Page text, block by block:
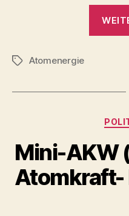
Schlagwörter
Atomenergie
Mini-AKW
Atomkraft-